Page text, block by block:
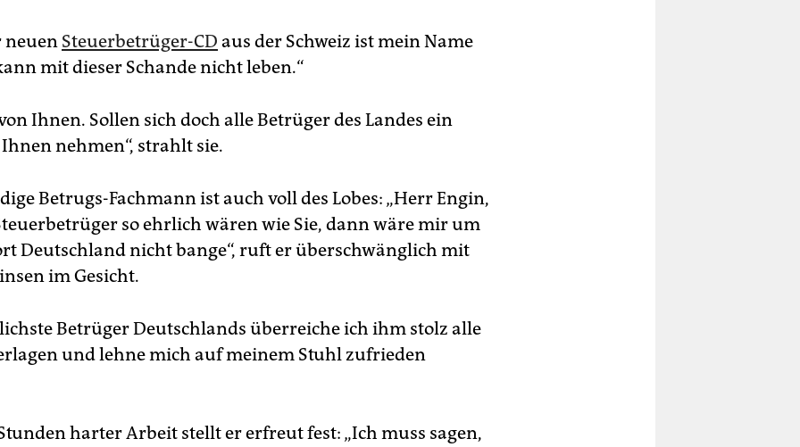
neuen Steuerbetrüger-CD aus der Schweiz ist mein Name
mit dieser Schande nicht leben.“
Ihnen. Sollen sich doch alle Betrüger des Landes ein
nehmen“, strahlt sie.
Betrugs-Fachmann ist auch voll des Lobes: „Herr Engin,
so ehrlich wären wie Sie, dann wäre mir um
Deutschland nicht bange“, ruft er überschwänglich mit
im Gesicht.
Betrüger Deutschlands überreiche ich ihm stolz alle
und lehne mich auf meinem Stuhl zufrieden
harter Arbeit stellt er erfreut fest: „Ich muss sagen,